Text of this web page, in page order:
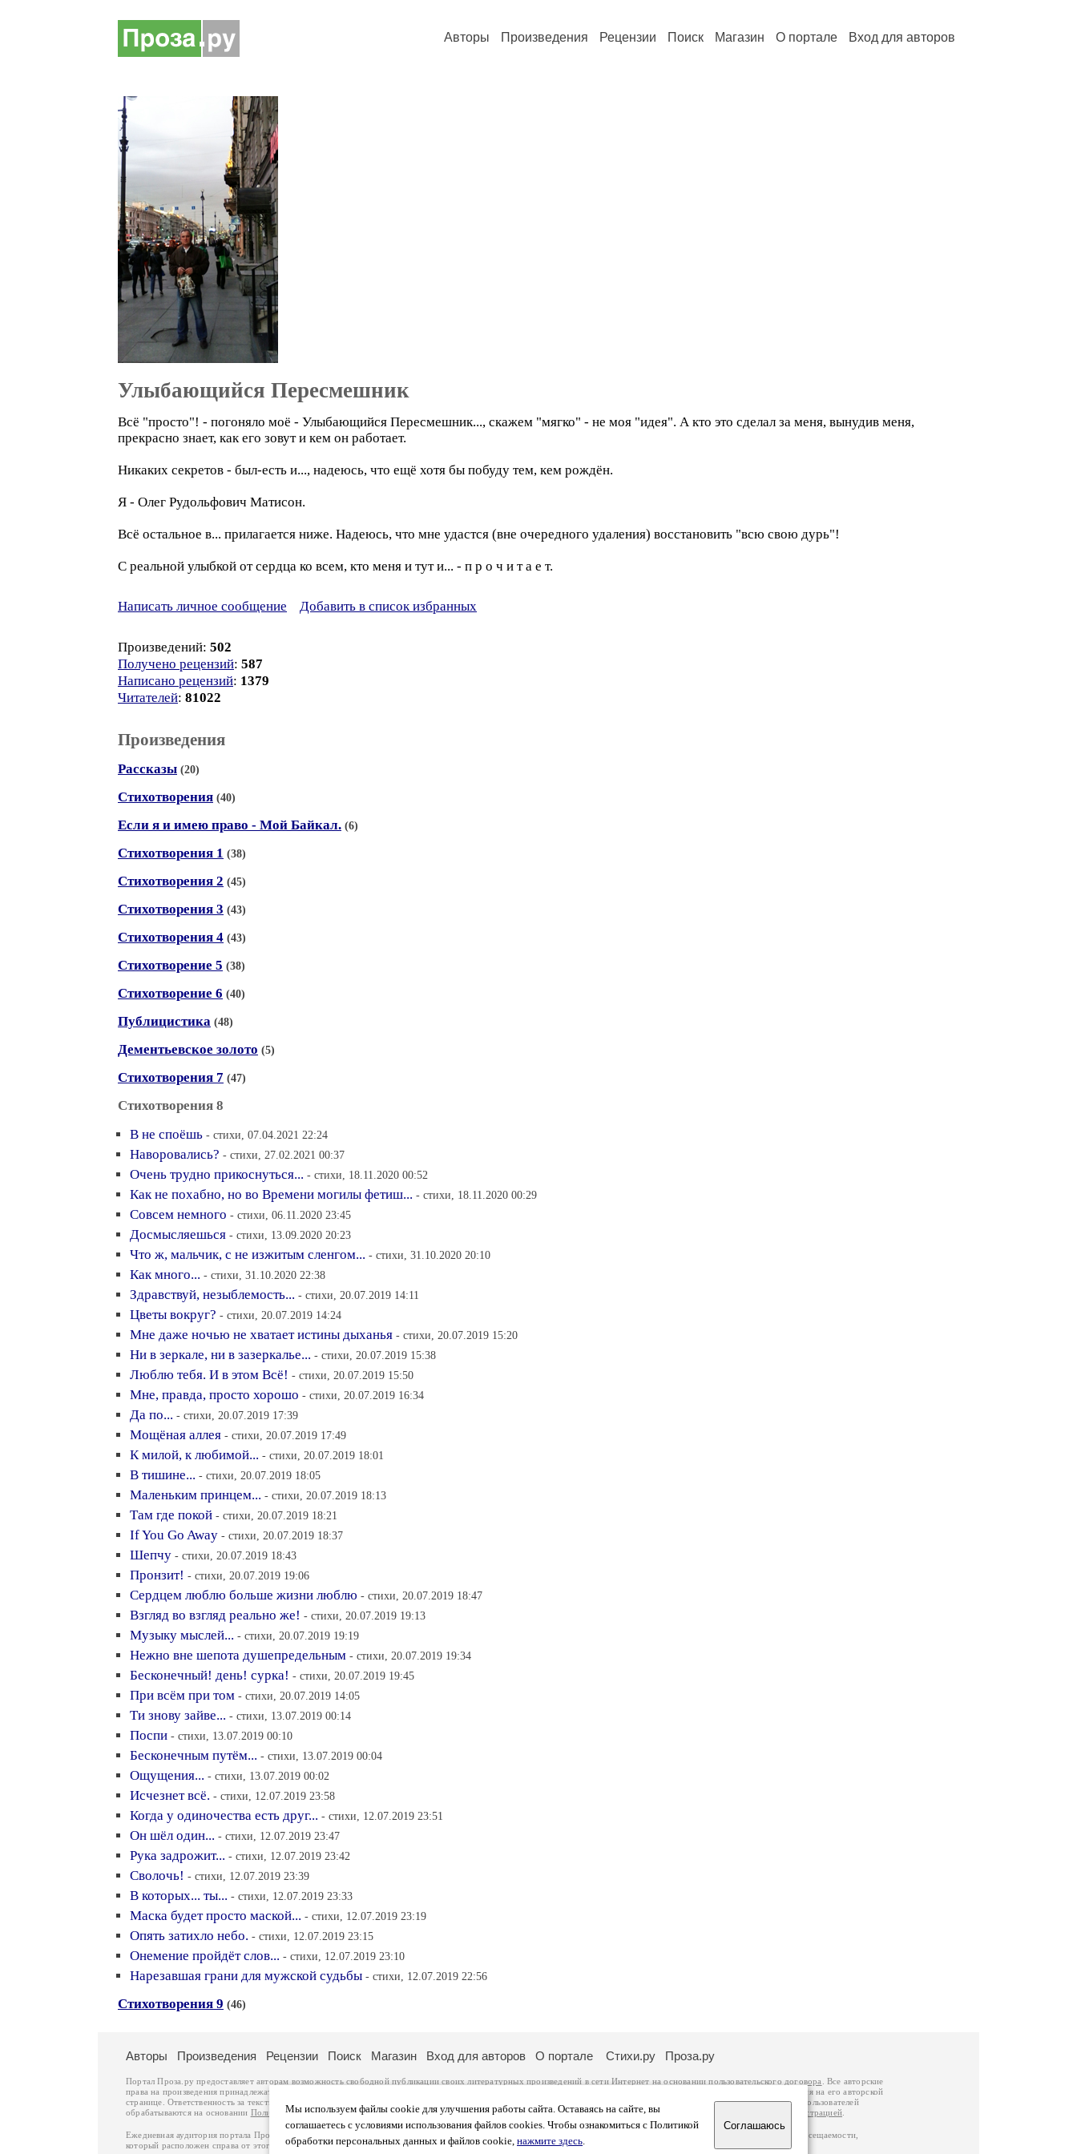
Авторы Произведения Рецензии Поиск Магазин О портале Вход для авторов
Улыбающийся Пересмешник
Всё "просто"! - погоняло моё - Улыбающийся Пересмешник..., скажем "мягко" - не моя "идея". А кто это сделал за меня, вынудив меня,
прекрасно знает, как его зовут и кем он работает.
Никаких секретов - был-есть и..., надеюсь, что ещё хотя бы побуду тем, кем рождён.
Я - Олег Рудольфович Матисон.
Всё остальное в... прилагается ниже. Надеюсь, что мне удастся (вне очередного удаления) восстановить "всю свою дурь"!
С реальной улыбкой от сердца ко всем, кто меня и тут и... - п р о ч и т а е т.
Написать личное сообщение Добавить в список избранных
Произведений: 502
Получено рецензий: 587
Написано рецензий: 1379
Читателей: 81022
Произведения
Рассказы (20)
Стихотворения (40)
Если я и имею право - Мой Байкал. (6)
Стихотворения 1 (38)
Стихотворения 2 (45)
Стихотворения 3 (43)
Стихотворения 4 (43)
Стихотворение 5 (38)
Стихотворение 6 (40)
Публицистика (48)
Дементьевское золото (5)
Стихотворения 7 (47)
Стихотворения 8
В не споёшь - стихи, 07.04.2021 22:24
Наворовались? - стихи, 27.02.2021 00:37
Очень трудно прикоснуться... - стихи, 18.11.2020 00:52
Как не похабно, но во Времени могилы фетиш... - стихи, 18.11.2020 00:29
Совсем немного - стихи, 06.11.2020 23:45
Досмысляешься - стихи, 13.09.2020 20:23
Что ж, мальчик, с не изжитым сленгом... - стихи, 31.10.2020 20:10
Как много... - стихи, 31.10.2020 22:38
Здравствуй, незыблемость... - стихи, 20.07.2019 14:11
Цветы вокруг? - стихи, 20.07.2019 14:24
Мне даже ночью не хватает истины дыханья - стихи, 20.07.2019 15:20
Ни в зеркале, ни в зазеркалье... - стихи, 20.07.2019 15:38
Люблю тебя. И в этом Всё! - стихи, 20.07.2019 15:50
Мне, правда, просто хорошо - стихи, 20.07.2019 16:34
Да по... - стихи, 20.07.2019 17:39
Мощёная аллея - стихи, 20.07.2019 17:49
К милой, к любимой... - стихи, 20.07.2019 18:01
В тишине... - стихи, 20.07.2019 18:05
Маленьким принцем... - стихи, 20.07.2019 18:13
Там где покой - стихи, 20.07.2019 18:21
If You Go Away - стихи, 20.07.2019 18:37
Шепчу - стихи, 20.07.2019 18:43
Пронзит! - стихи, 20.07.2019 19:06
Сердцем люблю больше жизни люблю - стихи, 20.07.2019 18:47
Взгляд во взгляд реально же! - стихи, 20.07.2019 19:13
Музыку мыслей... - стихи, 20.07.2019 19:19
Нежно вне шепота душепредельным - стихи, 20.07.2019 19:34
Бесконечный! день! сурка! - стихи, 20.07.2019 19:45
При всём при том - стихи, 20.07.2019 14:05
Ти знову зайве... - стихи, 13.07.2019 00:14
Поспи - стихи, 13.07.2019 00:10
Бесконечным путём... - стихи, 13.07.2019 00:04
Ощущения... - стихи, 13.07.2019 00:02
Исчезнет всё. - стихи, 12.07.2019 23:58
Когда у одиночества есть друг... - стихи, 12.07.2019 23:51
Он шёл один... - стихи, 12.07.2019 23:47
Рука задрожит... - стихи, 12.07.2019 23:42
Сволочь! - стихи, 12.07.2019 23:39
В которых... ты... - стихи, 12.07.2019 23:33
Маска будет просто маской... - стихи, 12.07.2019 23:19
Опять затихло небо. - стихи, 12.07.2019 23:15
Онемение пройдёт слов... - стихи, 12.07.2019 23:10
Нарезавшая грани для мужской судьбы - стихи, 12.07.2019 22:56
Стихотворения 9 (46)
Мы используем файлы cookie для улучшения работы сайта. Оставаясь на сайте, вы
соглашаетесь с условиями использования файлов cookies. Чтобы ознакомиться с Политикой
обработки персональных данных и файлов cookie, нажмите здесь.
Соглашаюсь
Авторы Произведения Рецензии Поиск Магазин Вход для авторов О портале Стихи.ру Проза.ру
Портал Проза.ру предоставляет авторам возможность свободной публикации своих литературных произведений в сети Интернет на основаниипользовательского договора
. Все авторские
права на произведения принадлежат авторам и охраняются
. Перепечатка произведений возможна только с согласия его автора, к которому вы можете обратиться на его авторской
странице. Ответственность за тексты произведений авторы несут самостоятельно на основании
законодательства Российской Федерации. Данные пользователей
обрабатываются на основании Политики обработки персональных данных. Вы также можете посмотреть более подробнуюинформацию о портале связаться с администрацией
Ежедневная аудитория портала Проза.ру – порядка 100 тысяч посетителей, которые в общей сумме просматривают более полумиллиона страниц по данным счетчика посещаемости,
который расположен справа от этого текста. В каждой графе указано по две цифры: количество просмотров и количество посетителей.